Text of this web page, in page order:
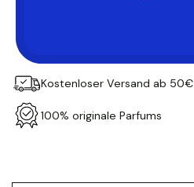
Kostenloser Versand ab 50€
100% originale Parfums